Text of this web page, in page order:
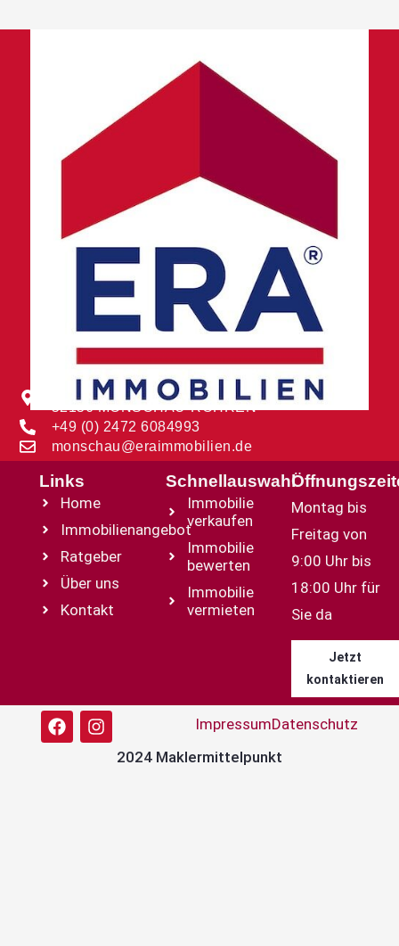
BORNGASSE 12
52156 MONSCHAU-ROHREN
+49 (0) 2472 6084993
monschau@eraimmobilien.de
Links
Home
Immobilienangebot
Ratgeber
Über uns
Kontakt
Schnellauswahl
Immobilie
verkaufen
Immobilie
bewerten
Immobilie
vermieten
Montag bis
Freitag von
9:00 Uhr bis
18:00 Uhr für
Sie da
Jetzt
kontaktieren
ImpressumDatenschutz
2024 Maklermittelpunkt